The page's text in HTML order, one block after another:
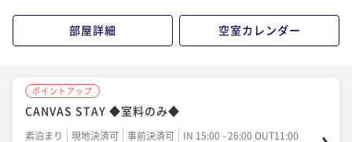
1名 ¥ 25,110 ~
部屋詳細 空室カレンダー
ポイントアップ
CANVAS STAY ◆室料のみ◆
素泊まり 現地決済可 事前決済可 IN 15:00 - 26:00 OUT11:00